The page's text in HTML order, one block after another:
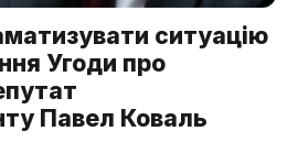
ситуацію
Угоди про
Павел Коваль